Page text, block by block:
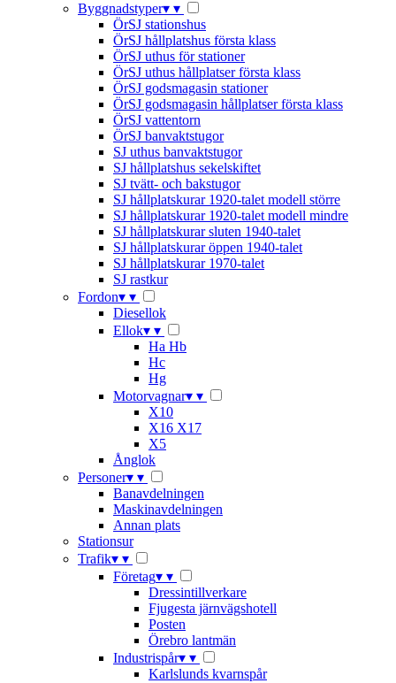
Byggnadstyper▾ ▾
ÖrSJ stationshus
ÖrSJ hållplatshus första klass
ÖrSJ uthus för stationer
ÖrSJ uthus hållplatser första klass
ÖrSJ godsmagasin stationer
ÖrSJ godsmagasin hållplatser första klass
ÖrSJ vattentorn
ÖrSJ banvaktstugor
SJ uthus banvaktstugor
SJ hållplatshus sekelskiftet
SJ tvätt- och bakstugor
SJ hållplatskurar 1920-talet modell större
SJ hållplatskurar 1920-talet modell mindre
SJ hållplatskurar sluten 1940-talet
SJ hållplatskurar öppen 1940-talet
SJ hållplatskurar 1970-talet
SJ rastkur
Fordon▾ ▾
Diesellok
Ellok▾ ▾
Ha Hb
Hc
Hg
Motorvagnar▾ ▾
X10
X16 X17
X5
Ånglok
Personer▾ ▾
Banavdelningen
Maskinavdelningen
Annan plats
Stationsur
Trafik▾ ▾
Företag▾ ▾
Dressintillverkare
Fjugesta järnvägshotell
Posten
Örebro lantmän
Industrispår▾ ▾
Karlslunds kvarnspår